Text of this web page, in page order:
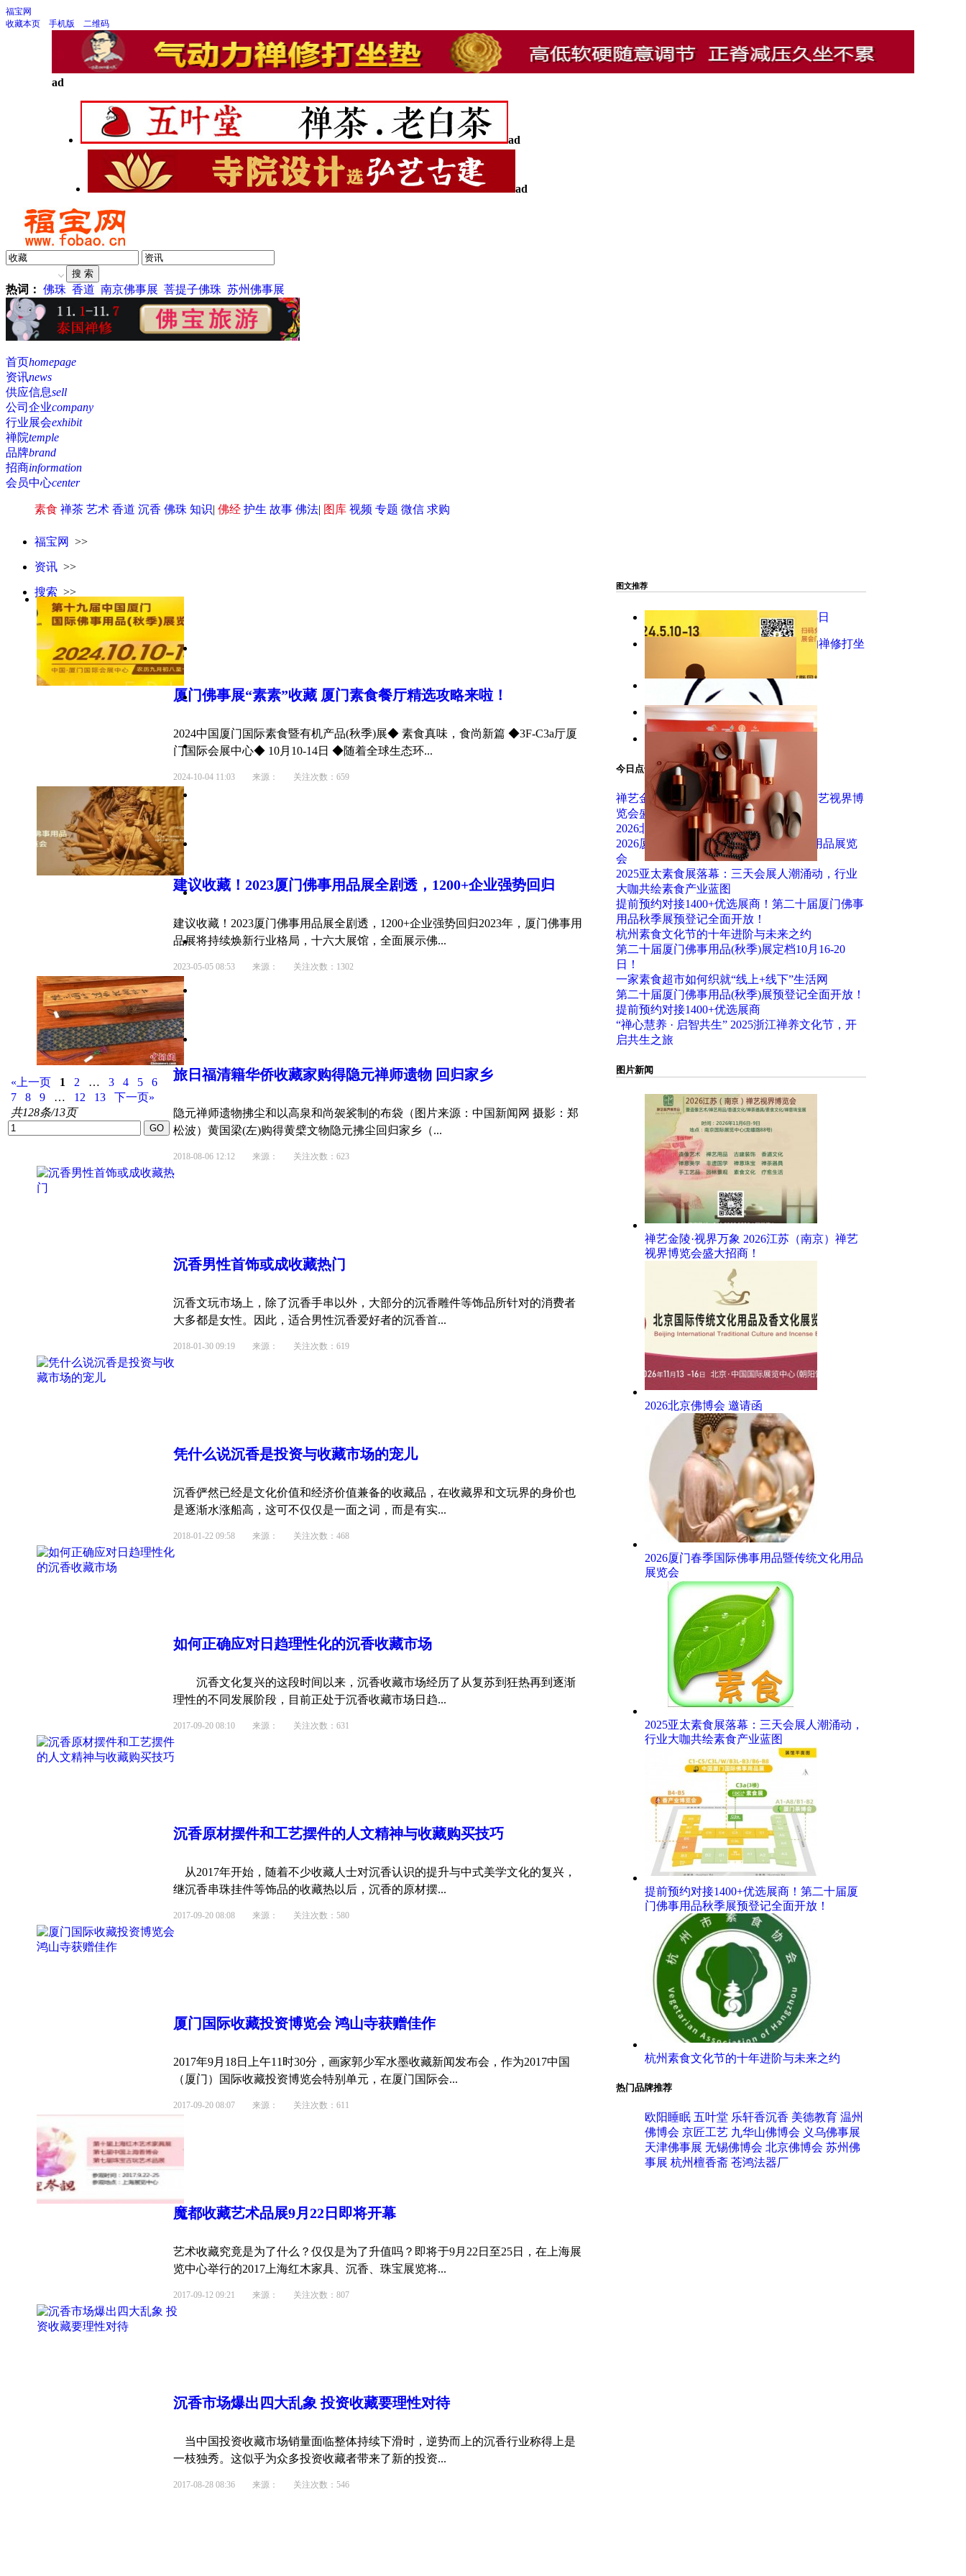
福宝网
收藏本页
手机版 二维码
ad
ad
ad
热词： 佛珠 香道 南京佛事展 菩提子佛珠 苏州佛事展
首页homepage
资讯news
供应信息sell
公司企业company
行业展会exhibit
禅院temple
品牌brand
招商information
会员中心center
素食 禅茶 艺术 香道 沉香 佛珠 知识| 佛经 护生 故事 佛法| 图库 视频 专题 微信 求购
福宝网 >>
资讯 >>
搜索 >>
厦门佛事展“素素”收藏 厦门素食餐厅精选攻略来啦！
2024中国厦门国际素食暨有机产品(秋季)展◆ 素食真味，食尚新篇 ◆3F-C3a厅厦
门国际会展中心◆ 10月10-14日 ◆随着全球生态环...
2024-10-04 11:03 来源： 关注次数：659
建议收藏 ！2023厦门佛事用品展全剧透，1200+企业强势回归
建议收藏！2023厦门佛事用品展全剧透，1200+企业强势回归2023年，厦门佛事用
品展将持续焕新行业格局，十六大展馆，全面展示佛...
2023-05-05 08:53 来源： 关注次数：1302
旅日福清籍华侨收藏家购得隐元禅师遗物 回归家乡
隐元禅师遗物拂尘和以高泉和尚袈裟制的布袋（图片来源：中国新闻网 摄影：郑
松波）黄国梁(左)购得黄檗文物隐元拂尘回归家乡（...
2018-08-06 12:12 来源： 关注次数：623
沉香男性首饰或成收藏热门
沉香文玩市场上，除了沉香手串以外，大部分的沉香雕件等饰品所针对的消费者
大多都是女性。因此，适合男性沉香爱好者的沉香首...
2018-01-30 09:19 来源： 关注次数：619
凭什么说沉香是投资与收藏市场的宠儿
沉香俨然已经是文化价值和经济价值兼备的收藏品，在收藏界和文玩界的身价也
是逐渐水涨船高，这可不仅仅是一面之词，而是有实...
2018-01-22 09:58 来源： 关注次数：468
如何正确应对日趋理性化的沉香收藏市场
沉香文化复兴的这段时间以来，沉香收藏市场经历了从复苏到狂热再到逐渐
理性的不同发展阶段，目前正处于沉香收藏市场日趋...
2017-09-20 08:10 来源： 关注次数：631
沉香原材摆件和工艺摆件的人文精神与收藏购买技巧
从2017年开始，随着不少收藏人士对沉香认识的提升与中式美学文化的复兴，
继沉香串珠挂件等饰品的收藏热以后，沉香的原材摆...
2017-09-20 08:08 来源： 关注次数：580
厦门国际收藏投资博览会 鸿山寺获赠佳作
2017年9月18日上午11时30分，画家郭少军水墨收藏新闻发布会，作为2017中国
（厦门）国际收藏投资博览会特别单元，在厦门国际会...
2017-09-20 08:07 来源： 关注次数：611
魔都收藏艺术品展9月22日即将开幕
艺术收藏究竟是为了什么？仅仅是为了升值吗？即将于9月22日至25日，在上海展
览中心举行的2017上海红木家具、沉香、珠宝展览将...
2017-09-12 09:21 来源： 关注次数：807
沉香市场爆出四大乱象 投资收藏要理性对待
当中国投资收藏市场销量面临整体持续下滑时，逆势而上的沉香行业称得上是
一枝独秀。这似乎为众多投资收藏者带来了新的投资...
2017-08-28 08:36 来源： 关注次数：546
«上一页 1 2 … 3 4 5
6
7
8 9 … 12 13
下一页»
共128条/13页
图文推荐
厦门佛事用品展 新企携手5月10-13日
好禅垫是这样“炼”成的！ 最理想的禅修打坐
“云寺庙”寺院功德系统
2020东莞香博会
2020厦门国际佛事用品展盛大开幕
今日点击排行
禅艺金陵·视界万象 2026江苏（南京）禅艺视界博
览会盛大招商！
2026北京佛博会 邀请函
2026厦门春季国际佛事用品暨传统文化用品展览
会
2025亚太素食展落幕：三天会展人潮涌动，行业
大咖共绘素食产业蓝图
提前预约对接1400+优选展商！第二十届厦门佛事
用品秋季展预登记全面开放！
杭州素食文化节的十年进阶与未来之约
第二十届厦门佛事用品(秋季)展定档10月16-20
日！
一家素食超市如何织就“线上+线下”生活网
第二十届厦门佛事用品(秋季)展预登记全面开放！
提前预约对接1400+优选展商
“禅心慧养 · 启智共生” 2025浙江禅养文化节，开
启共生之旅
图片新闻
禅艺金陵·视界万象 2026江苏（南京）禅艺
视界博览会盛大招商！
2026北京佛博会 邀请函
2026厦门春季国际佛事用品暨传统文化用品
展览会
2025亚太素食展落幕：三天会展人潮涌动，
行业大咖共绘素食产业蓝图
提前预约对接1400+优选展商！第二十届厦
门佛事用品秋季展预登记全面开放！
杭州素食文化节的十年进阶与未来之约
热门品牌推荐
欧阳睡眠 五叶堂 乐轩香沉香 美德教育 温州
佛博会 京匠工艺 九华山佛博会 义乌佛事展
天津佛事展 无锡佛博会 北京佛博会 苏州佛
事展 杭州檀香斋 苍鸿法器厂